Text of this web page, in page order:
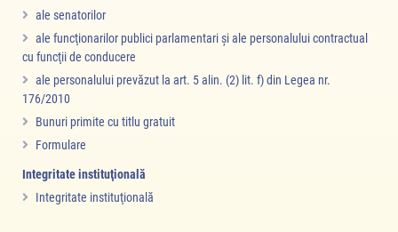
ale senatorilor
ale funcţionarilor publici parlamentari şi ale personalului contractual
cu funcţii de conducere
ale personalului prevăzut la art. 5 alin. (2) lit. f) din Legea nr.
176/2010
Bunuri primite cu titlu gratuit
Formulare
Integritate instituţională
Integritate instituţională